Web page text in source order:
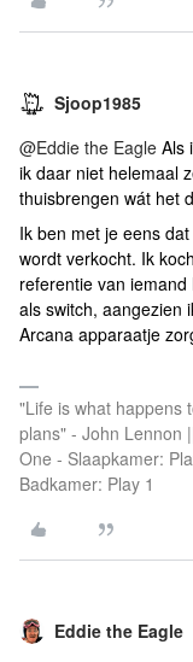
Sjoop1985
@Eddie the Eagle Als
ik daar niet helemaal
thuisbrengen wát het
Ik ben met je eens
wordt verkocht. Ik
referentie van
als switch, aangezien
Arcana apparaatje
"Life is what happens
plans" - John Lennon
One - Slaapkamer:
Badkamer: Play 1
Eddie the Eagle